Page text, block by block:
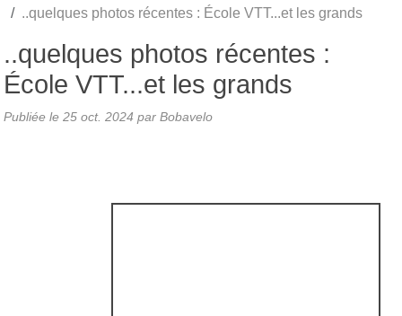
..quelques photos récentes : École VTT...et les grands
..quelques photos récentes :
École VTT...et les grands
Publiée le 25 oct. 2024 par Bobavelo